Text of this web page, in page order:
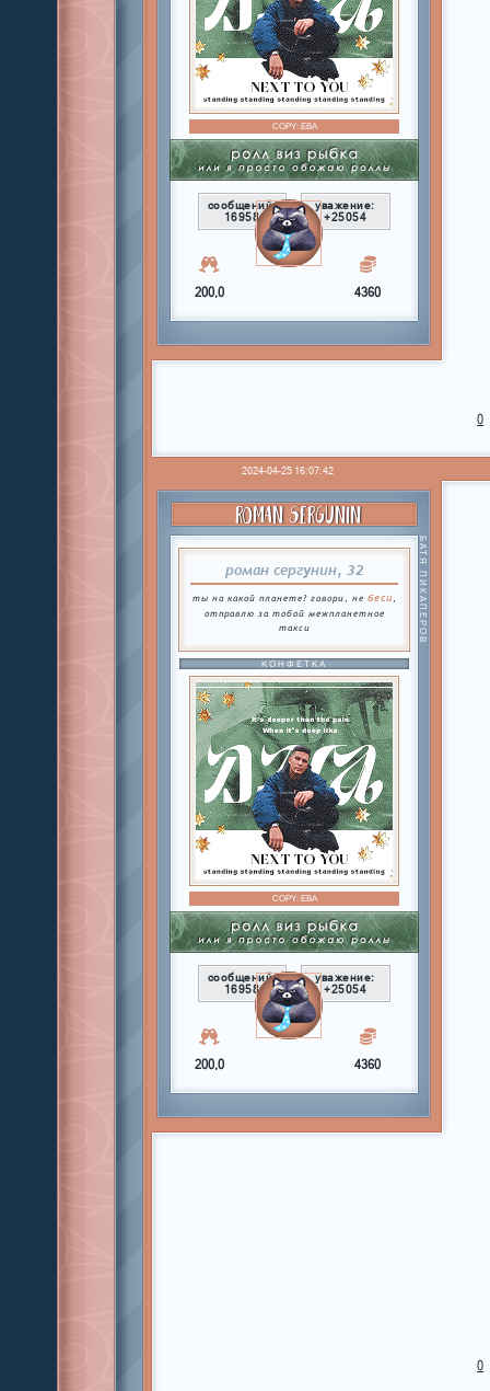
COPY:ЕВА
сообщений:
16958
уважение:
+25054
200,0 4360
0
2024-04-25 16:07:42
ROMAN SERGUNIN
роман сергунин, 32
ты на какой планете? говори, не беси,
отправлю за тобой межпланетное
такси
БАТЯ ПИКАПЕРОВ
КОНФЕТКА
COPY:ЕВА
сообщений:
16958
уважение:
+25054
200,0 4360
0